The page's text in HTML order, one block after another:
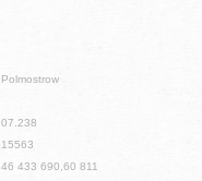
Polmostrow
07.238
15563
46 433 690,60 811